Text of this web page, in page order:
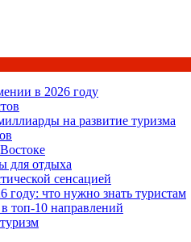
в 2026 году
на развитие туризма
для отдыха
сенсацией
году: что нужно знать туристам
топ-10 направлений